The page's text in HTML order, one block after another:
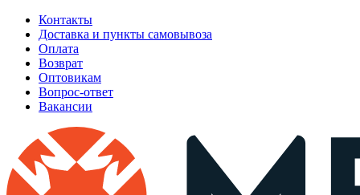
Контакты
Доставка и пункты самовывоза
Оплата
Возврат
Оптовикам
Вопрос-ответ
Вакансии